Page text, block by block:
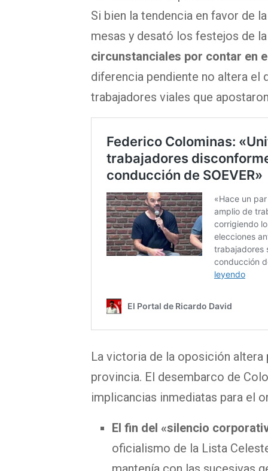
Si bien la tendencia en favor de
mesas y desató los festejos de
circunstanciales por contar en
diferencia pendiente no altera el
trabajadores viales que
La victoria de la oposición
provincia. El desembarco de
implicancias inmediatas para el
El fin del «silencio
oficialismo de la Lista